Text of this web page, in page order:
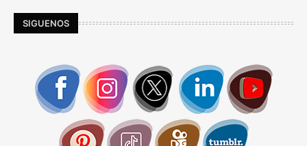
SIGUENOS